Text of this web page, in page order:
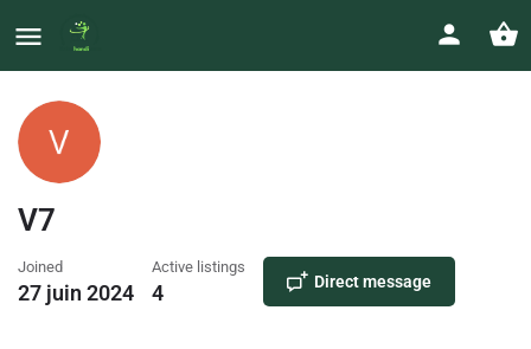
V7
Joined
27 juin 2024
Active listings
4 Direct message